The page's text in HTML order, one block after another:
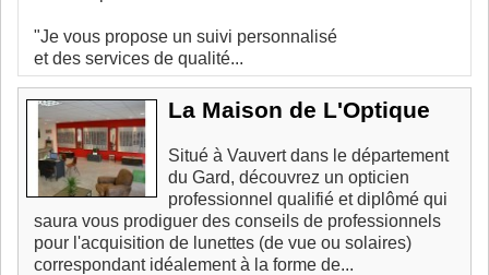
"Je vous propose un suivi personnalisé
et des services de qualité...
La Maison de L'Optique
Situé à Vauvert dans le département
du Gard, découvrez un opticien
professionnel qualifié et diplômé qui
saura vous prodiguer des conseils de professionnels
pour l'acquisition de lunettes (de vue ou solaires)
correspondant idéalement à la forme de...